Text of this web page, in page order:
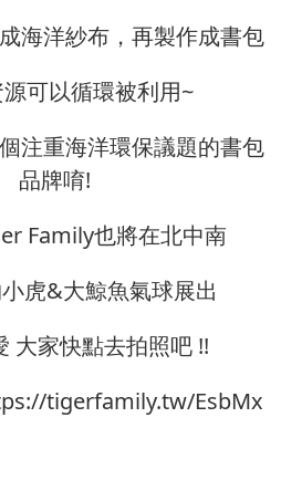
海洋紗布，再製作成書包
可以循環被利用~
注重海洋環保議題的書包
品牌唷!
Family也將在北中南
虎&大鯨魚氣球展出
大家快點去拍照吧 !!
tigerfamily.tw/EsbMx